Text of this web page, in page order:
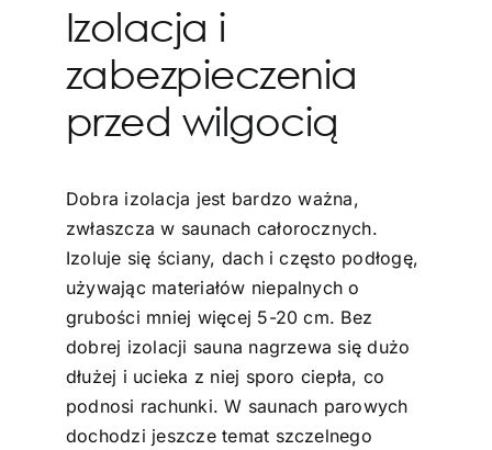
Izolacja i
zabezpieczenia
przed wilgocią
Dobra izolacja jest bardzo ważna,
zwłaszcza w saunach całorocznych.
Izoluje się ściany, dach i często podłogę,
używając materiałów niepalnych o
grubości mniej więcej 5-20 cm. Bez
dobrej izolacji sauna nagrzewa się dużo
dłużej i ucieka z niej sporo ciepła, co
podnosi rachunki. W saunach parowych
dochodzi jeszcze temat szczelnego